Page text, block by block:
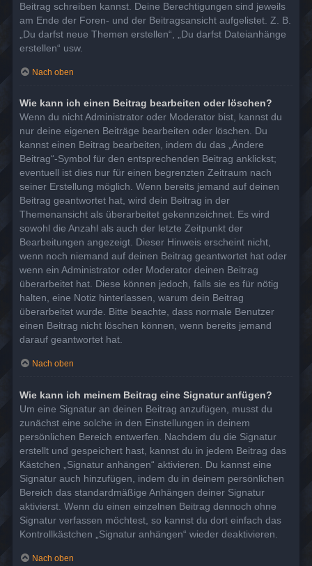
Beitrag schreiben kannst. Deine Berechtigungen sind jeweils
am Ende der Foren- und der Beitragsansicht aufgelistet. Z. B.
„Du darfst neue Themen erstellen“, „Du darfst Dateianhänge
erstellen“ usw.
Nach oben
Wie kann ich einen Beitrag bearbeiten oder löschen?
Wenn du nicht Administrator oder Moderator bist, kannst du
nur deine eigenen Beiträge bearbeiten oder löschen. Du
kannst einen Beitrag bearbeiten, indem du das „Ändere
Beitrag“-Symbol für den entsprechenden Beitrag anklickst;
eventuell ist dies nur für einen begrenzten Zeitraum nach
seiner Erstellung möglich. Wenn bereits jemand auf deinen
Beitrag geantwortet hat, wird dein Beitrag in der
Themenansicht als überarbeitet gekennzeichnet. Es wird
sowohl die Anzahl als auch der letzte Zeitpunkt der
Bearbeitungen angezeigt. Dieser Hinweis erscheint nicht,
wenn noch niemand auf deinen Beitrag geantwortet hat oder
wenn ein Administrator oder Moderator deinen Beitrag
überarbeitet hat. Diese können jedoch, falls sie es für nötig
halten, eine Notiz hinterlassen, warum dein Beitrag
überarbeitet wurde. Bitte beachte, dass normale Benutzer
einen Beitrag nicht löschen können, wenn bereits jemand
darauf geantwortet hat.
Nach oben
Wie kann ich meinem Beitrag eine Signatur anfügen?
Um eine Signatur an deinen Beitrag anzufügen, musst du
zunächst eine solche in den Einstellungen in deinem
persönlichen Bereich entwerfen. Nachdem du die Signatur
erstellt und gespeichert hast, kannst du in jedem Beitrag das
Kästchen „Signatur anhängen“ aktivieren. Du kannst eine
Signatur auch hinzufügen, indem du in deinem persönlichen
Bereich das standardmäßige Anhängen deiner Signatur
aktivierst. Wenn du einen einzelnen Beitrag dennoch ohne
Signatur verfassen möchtest, so kannst du dort einfach das
Kontrollkästchen „Signatur anhängen“ wieder deaktivieren.
Nach oben